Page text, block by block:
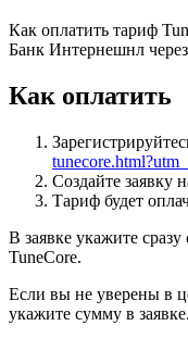
Как оплатить тариф
Банк Интернешнл через
Как оплатить
Создайте заявку
Тариф будет
В заявке укажите
TuneCore.
Если вы не уверены в
укажите сумму в заявке.